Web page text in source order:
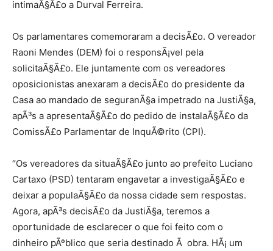
intimaÃ§Ã£o a Durval Ferreira.
Os parlamentares comemoraram a decisÃ£o. O vereador
Raoni Mendes (DEM) foi o responsÃ¡vel pela
solicitaÃ§Ã£o. Ele juntamente com os vereadores
oposicionistas anexaram a decisÃ£o do presidente da
Casa ao mandado de seguranÃ§a impetrado na JustiÃ§a,
apÃ³s a apresentaÃ§Ã£o do pedido de instalaÃ§Ã£o da
ComissÃ£o Parlamentar de InquÃ©rito (CPI).
“Os vereadores da situaÃ§Ã£o junto ao prefeito Luciano
Cartaxo (PSD) tentaram engavetar a investigaÃ§Ã£o e
deixar a populaÃ§Ã£o da nossa cidade sem respostas.
Agora, apÃ³s decisÃ£o da JustiÃ§a, teremos a
oportunidade de esclarecer o que foi feito com o
dinheiro pÃºblico que seria destinado Ã obra. HÃ¡ um